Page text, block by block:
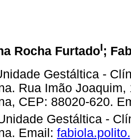
Rocha FurtadoI;
Gestáltica -
Rua Imão
CEP: 88020-620.
Gestáltica -
Email: